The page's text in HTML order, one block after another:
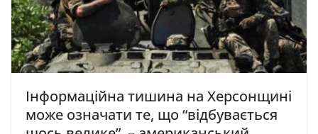
Інформаційна тишина на Херсонщині
може означати те, що “відбувається